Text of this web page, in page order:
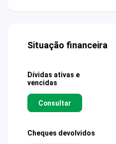
Situação financeira
Dívidas ativas e
vencidas
Consultar
Cheques devolvidos